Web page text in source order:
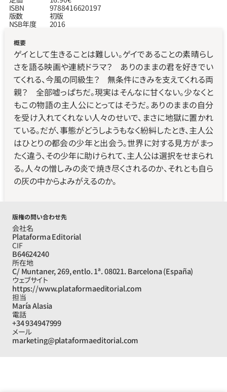
ISBN
9788416620197
版数
初版
NSB年度
2016
概要
ゲイとして生きることは難しい。ゲイであることの素晴らし
さを語る映画や連続ドラマ？　ありのままの君を好きでい
てくれる、今風の同級生？　無条件にきみを支えてくれる両
親？　全部嘘っぱちだ。現実はそんなに甘くない。少なくと
もこの物語の主人公にとってはそうだ。ありのままの自分
を受け入れてくれない人々のせいで、まさに地獄に置かれ
ている。だが、事態がどうしようもなく紛糾したとき、主人公
はひとりの都会の少年と出会う。世界に対する見方がまっ
たく違う、その少年に助けられて、主人公は選択をせまられ
る。人々の憎しみの炎で焼き尽くされるのか、それとも自ら
の灰の中からよみがえるのか。
版権の問い合わせ先
会社名
Plataforma Editorial
CIF
B64624240
所在地
C/ Muntaner, 269, entlo. 1ª. 08021. Barcelona (España)
ウェブサイト
https://www.plataformaeditorial.com
担当
María Alasia
電話
+34 934947999
メール
marketing@plataformaeditorial.com